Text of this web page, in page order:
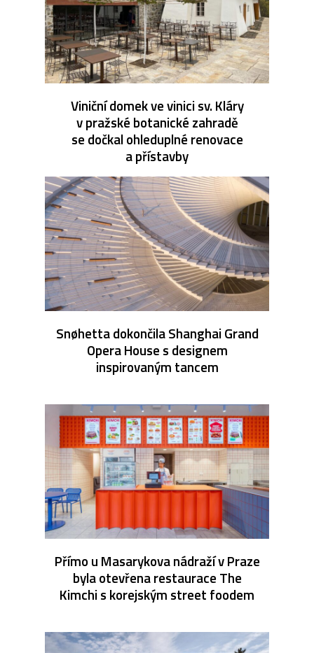
Viniční domek ve vinici sv. Kláry
v pražské botanické zahradě
se dočkal ohleduplné renovace
a přístavby
Snøhetta dokončila Shanghai Grand
Opera House s designem
inspirovaným tancem
Přímo u Masarykova nádraží v Praze
byla otevřena restaurace The
Kimchi s korejským street foodem